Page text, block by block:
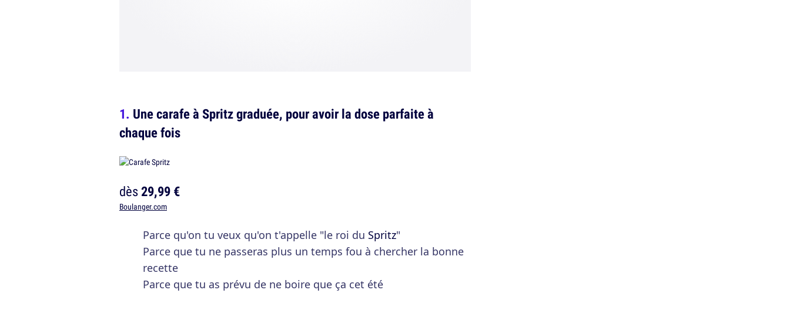
Une carafe à Spritz graduée, pour avoir la dose parfaite à
chaque fois
dès29,99 €
Boulanger.com
Parce qu'on tu veux qu'on t'appelle "le roi du Spritz"
Parce que tu ne passeras plus un temps fou à chercher la bonne
recette
Parce que tu as prévu de ne boire que ça cet été